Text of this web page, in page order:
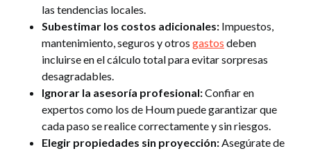
las tendencias locales.
Subestimar los costos adicionales: Impuestos,
mantenimiento, seguros y otros gastos deben
incluirse en el cálculo total para evitar sorpresas
desagradables.
Ignorar la asesoría profesional:Confiar en
expertos como los de Houm puede garantizar que
cada paso se realice correctamente y sin riesgos.
Elegir propiedades sin proyección:Asegúrate de